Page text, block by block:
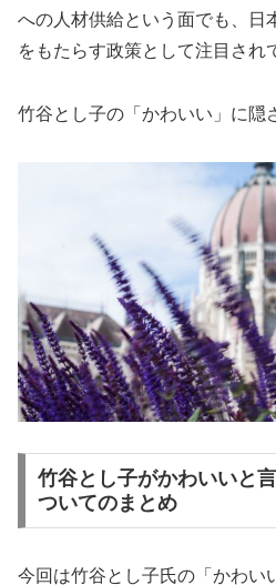
への人材供給という面でも、日
をもたらす政策として注目され
竹谷とし子の「かわいい」に隠
竹谷とし子がかわいいと
ついてのまとめ
今回は竹谷とし子氏の「かわい